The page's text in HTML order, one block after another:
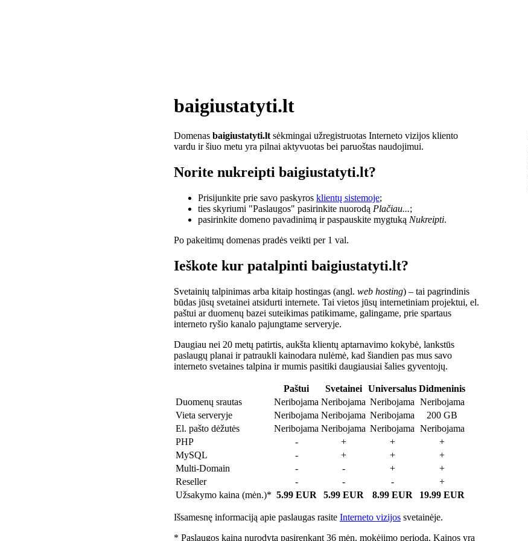
baigiustatyti.lt
Domenas baigiustatyti.lt sėkmingai užregistruotas Interneto vizijos kliento
vardu ir šiuo metu yra pilnai aktyvuotas bei paruoštas naudojimui.
Norite nukreipti baigiustatyti.lt?
Prisijunkite prie savo paskyros klientų sistemoje;
ties skyriumi "Paslaugos" pasirinkite nuorodą Plačiau...;
pasirinkite domeno pavadinimą ir paspauskite mygtuką Nukreipti.
Po pakeitimų domenas pradės veikti per 1 val.
Ieškote kur patalpinti baigiustatyti.lt?
Svetainių talpinimas arba kitaip hostingas (angl. web hosting) – tai pagrindinis
būdas jūsų svetainei atsidurti internete. Tai vietos jūsų internetiniam projektui, el.
paštui ar duomenų bazei suteikimas patikimame, galingame, prie spartaus
interneto ryšio kanalo pajungtame serveryje.
Daugiau nei 20 metų patirtis, aukšta klientų aptarnavimo kokybė, lankstūs
paslaugų planai ir patraukli kainodara nulėmė, kad šiandien pas mus savo
interneto svetaines talpina ir mumis pasitiki daugiausiai šalies gyventojų.
Paštui Svetainei Universalus Didmeninis
Duomenų srautas
Neribojama Neribojama Neribojama Neribojama
Vieta serveryje
Neribojama Neribojama Neribojama
200 GB
El. pašto dėžutės
Neribojama Neribojama Neribojama Neribojama
PHP
- + +
+
MySQL
- + +
+
Multi-Domain
- - +
+
Reseller
- - -
+
Užsakymo kaina (mėn.)* 5.99 EUR 5.99 EUR 8.99 EUR 19.99 EUR
Išsamesnę informaciją apie paslaugas rasite Interneto vizijos svetainėje.
* Paslaugos kaina nurodyta pasirenkant 36 mėn. mokėjimo periodą. Kainos yra